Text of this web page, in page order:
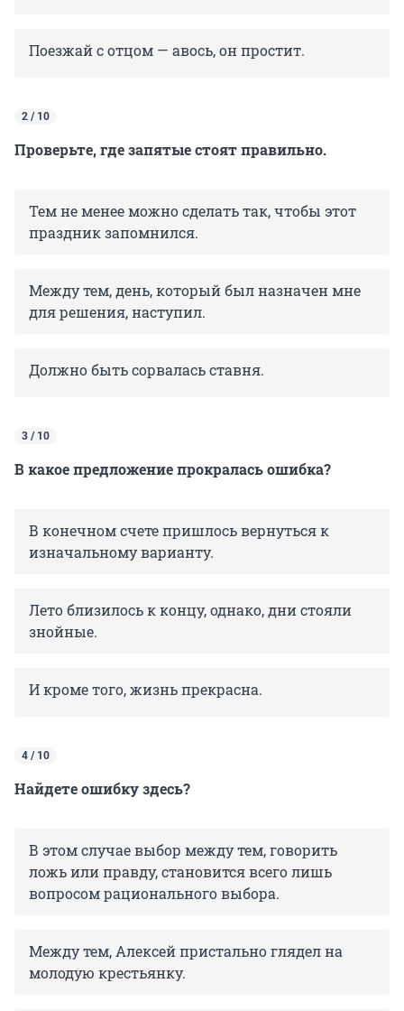
Поезжай с отцом — авось, он простит.
2 / 10
Проверьте, где запятые стоят правильно.
Тем не менее можно сделать так, чтобы этот
праздник запомнился.
Между тем, день, который был назначен мне
для решения, наступил.
Должно быть сорвалась ставня.
3 / 10
В какое предложение прокралась ошибка?
В конечном счете пришлось вернуться к
изначальному варианту.
Лето близилось к концу, однако, дни стояли
знойные.
И кроме того, жизнь прекрасна.
4 / 10
Найдете ошибку здесь?
В этом случае выбор между тем, говорить
ложь или правду, становится всего лишь
вопросом рационального выбора.
Между тем, Алексей пристально глядел на
молодую крестьянку.